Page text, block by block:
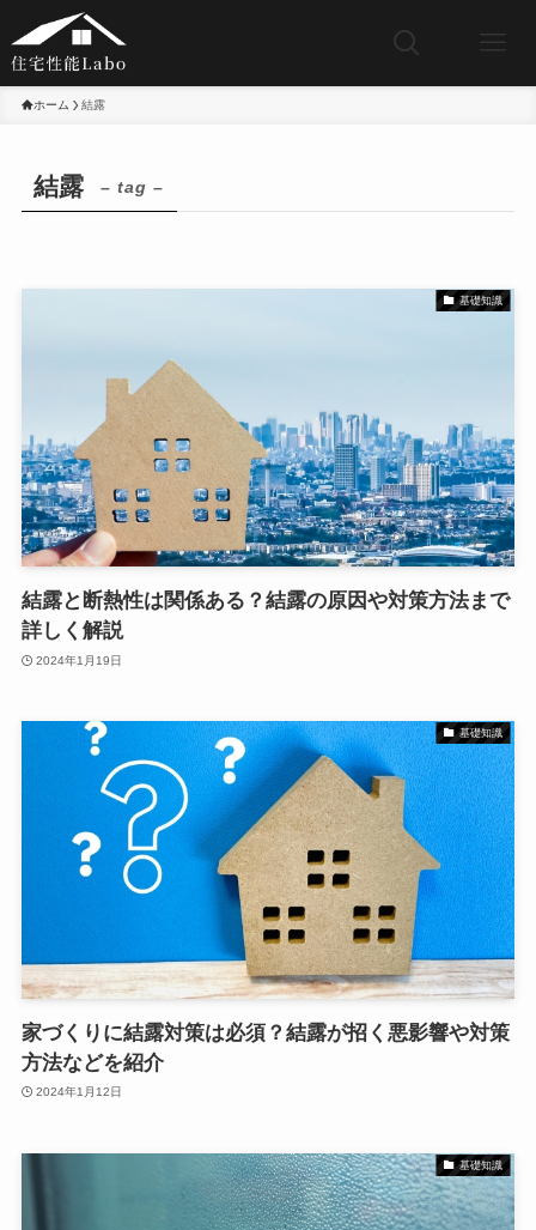
ホーム 結露
結露 – tag –
基礎知識
結露と断熱性は関係ある？結露の原因や対策方法まで
詳しく解説
2024年1月19日
基礎知識
家づくりに結露対策は必須？結露が招く悪影響や対策
方法などを紹介
2024年1月12日
基礎知識